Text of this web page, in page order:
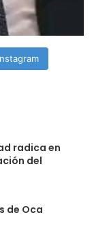
radica en
del
de Oca